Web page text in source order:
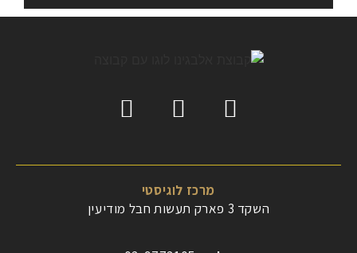
מרכז לוגיסטי
השקד 3 פארק תעשות חבל מודיעין